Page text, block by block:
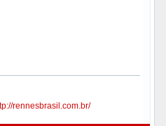
rennesbrasil.com.br/